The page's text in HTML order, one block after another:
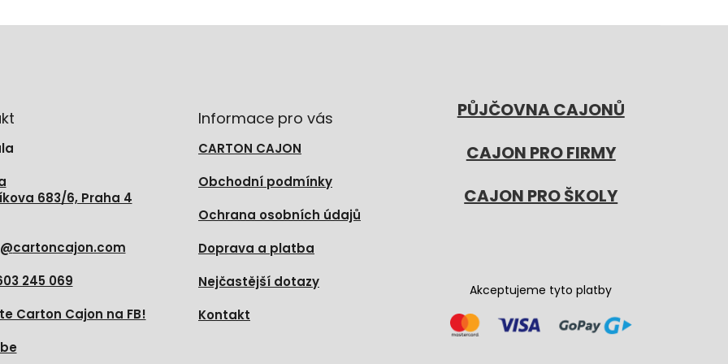
683/6, Praha 4
@cartoncajon.com
245 069
Carton Cajon na FB!
Informace pro vás
CARTON CAJON
Obchodní podmínky
Ochrana osobních údajů
Doprava a platba
Nejčastější dotazy
Kontakt
PŮJČOVNA CAJONŮ
CAJON PRO FIRMY
CAJON PRO ŠKOLY
Akceptujeme tyto platby